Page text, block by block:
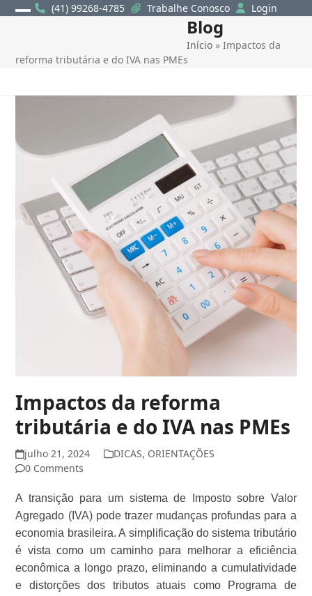
Skip
(41) 99268-4785 Trabalhe Conosco Login
Blog
Início »Impactos da
reforma tributária e do IVA nas PMEs
Impactos da reforma
tributária e do IVA nas PMEs
julho 21, 2024 DICAS, ORIENTAÇÕES
0 Comments
A transição para um sistema de Imposto sobre Valor
Agregado (IVA) pode trazer mudanças profundas para a
economia brasileira. A simplificação do sistema tributário
é vista como um caminho para melhorar a eficiência
econômica a longo prazo, eliminando a cumulatividade
e distorções dos tributos atuais como Programa de